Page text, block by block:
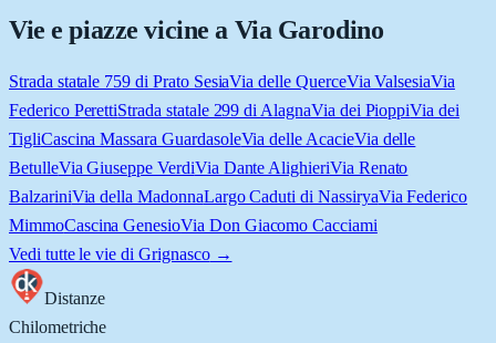
Vie e piazze vicine a Via Garodino
Strada statale 759 di Prato SesiaVia delle QuerceVia ValsesiaVia
Federico PerettiStrada statale 299 di AlagnaVia dei PioppiVia dei
TigliCascina Massara GuardasoleVia delle AcacieVia delle
BetulleVia Giuseppe VerdiVia Dante AlighieriVia Renato
BalzariniVia della MadonnaLargo Caduti di NassiryaVia Federico
MimmoCascina GenesioVia Don Giacomo Cacciami
Vedi tutte le vie di Grignasco→
Distanze
Chilometriche